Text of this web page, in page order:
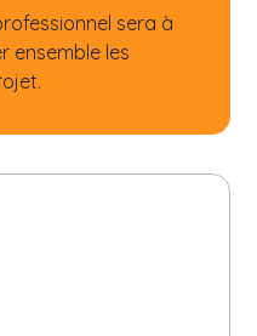
sera à
ensemble les